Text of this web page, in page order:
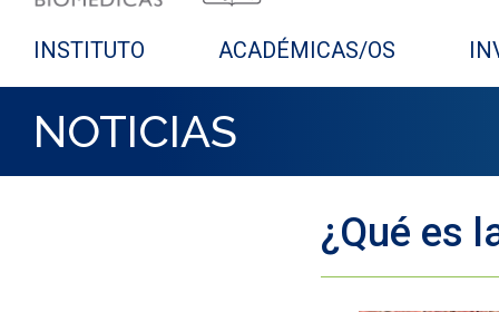
INSTITUTO ACADÉMICAS/OS
NOTICIAS
¿Qué es